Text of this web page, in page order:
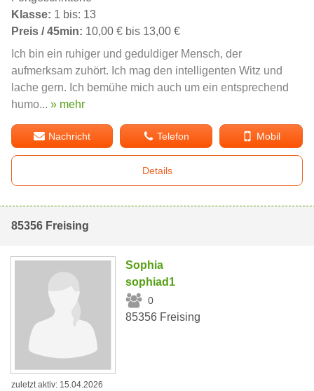
Klasse: 1 bis: 13
Preis / 45min: 10,00 € bis 13,00 €
Ich bin ein ruhiger und geduldiger Mensch, der
aufmerksam zuhört. Ich mag den intelligenten Witz und
lache gern. Ich bemühe mich auch um ein entsprechend
humo... » mehr
Nachricht Telefon Mobil
Details
85356 Freising
Sophia
sophiad1
0
85356 Freising
zuletzt aktiv: 15.04.2026